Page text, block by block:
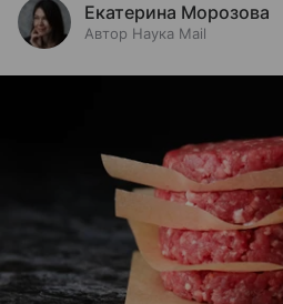
Екатерина Морозова
Автор Наука Mail